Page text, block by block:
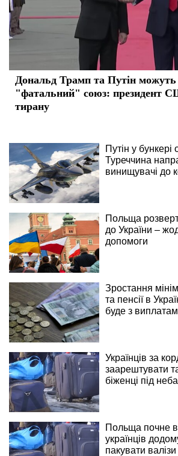
Дональд Трамп та Путін можуть
"фатальний" союз: президент
тирану
Путін у бункері
Туреччина
винищувачі до
Польща
до України –
допомоги
Зростання
та пенсії в
буде з
Українців за
заарештувати
біженці під
Польща почне
українців
пакувати валізи